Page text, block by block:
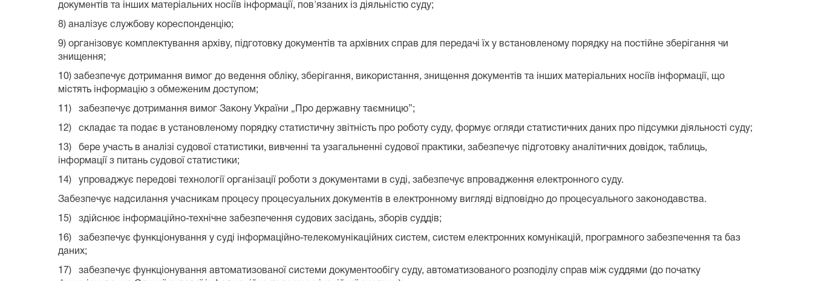
документів та інших матеріальних носіїв інформації, пов'язаних із діяльністю суду;
8) аналізує службову кореспонденцію;
9) організовує комплектування архіву, підготовку документів та архівних справ для передачі їх у встановленому порядку на постійне зберігання чи
знищення;
10) забезпечує дотримання вимог до ведення обліку, зберігання, використання, знищення документів та інших матеріальних носіїв інформації, що
містять інформацію з обмеженим доступом;
11) забезпечує дотримання вимог Закону України „Про державну таємницю”;
12) складає та подає в установленому порядку статистичну звітність про роботу суду, формує огляди статистичних даних про підсумки діяльності суду;
13) бере участь в аналізі судової статистики, вивченні та узагальненні судової практики, забезпечує підготовку аналітичних довідок, таблиць,
інформації з питань судової статистики;
14) упроваджує передові технології організації роботи з документами в суді, забезпечує впровадження електронного суду.
Забезпечує надсилання учасникам процесу процесуальних документів в електронному вигляді відповідно до процесуального законодавства.
15) здійснює інформаційно-технічне забезпечення судових засідань, зборів суддів;
16) забезпечує функціонування у суді інформаційно-телекомунікаційних систем, систем електронних комунікацій, програмного забезпечення та баз
даних;
17) забезпечує функціонування автоматизованої системи документообігу суду, автоматизованого розподілу справ між суддями (до початку